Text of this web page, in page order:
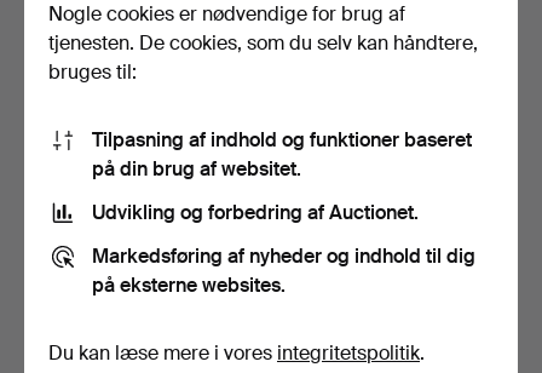
JACINTO TODÓ VILA. "Mi
mente llena, prieta…
Opnåede hammerslag 3 aug
96 USD
JOSEP MIQUEL
SERRANO. Dahliaer.
318 USD
Nogle cookies er nødvendige for brug af
tjenesten. De cookies, som du selv kan håndtere,
bruges til:
Tilpasning af indhold og funktioner baseret
på din brug af websitet.
Udvikling og forbedring af Auctionet.
Markedsføring af nyheder og indhold til dig
på eksterne websites.
Du kan læse mere i vores integritetspolitik.